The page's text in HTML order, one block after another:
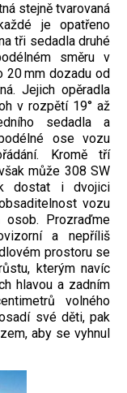
stejně tvarovaná
je opatřeno
tři sedadla druhé
směru v
mm dozadu od
Jejich opěradla
v rozpětí 19° až
sedadla a
ose vozu
Kromě tří
může 308 SW
dostat i dvojici
vozu
Prozraďme
a nepříliš
prostoru se
kterým navíc
hlavou a zadním
volného
své děti, pak
aby se vyhnul